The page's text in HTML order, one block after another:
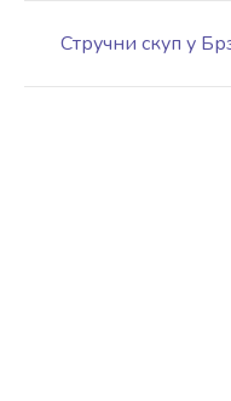
Стручни скуп у